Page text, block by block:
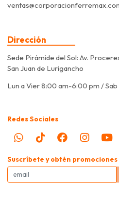
Dirección
Sede Pirámide del Sol: Av.
San Juan de Lurigancho
Lun a Vier 8:00 am-6:00 pm /
Redes Sociales
Suscríbete y obtén promociones